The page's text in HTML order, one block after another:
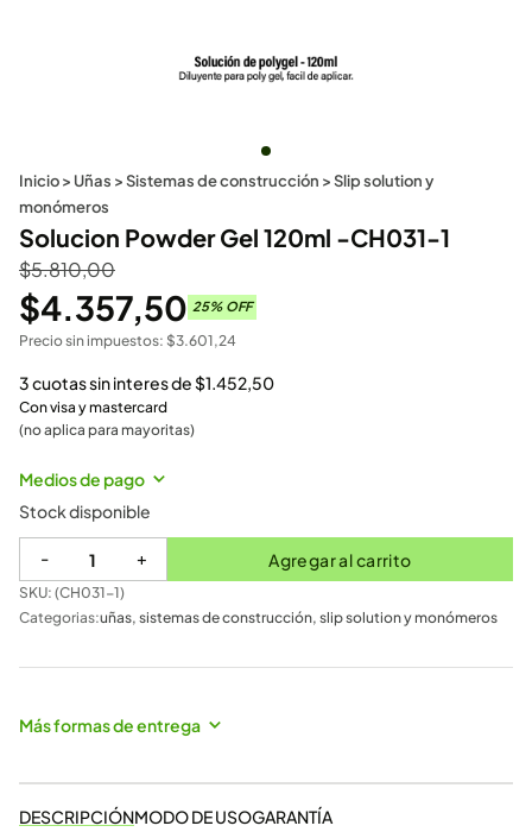
Inicio> Uñas >Sistemas de construcción >Slip solution y
monómeros
Solucion Powder Gel 120ml -CH031-1
$5.810,00
$4.357,50 25% OFF
Precio sin impuestos: $3.601,24
3 cuotas sin interes de$1.452,50
Con visa y mastercard
(no aplica para mayoritas)
Medios de pago
Stock disponible
- + Agregar al carrito
SKU: (CH031-1)
Categorias:uñas, sistemas de construcción, slip solution y monómeros
Más formas de entrega
DESCRIPCIÓNMODO DE USOGARANTÍA